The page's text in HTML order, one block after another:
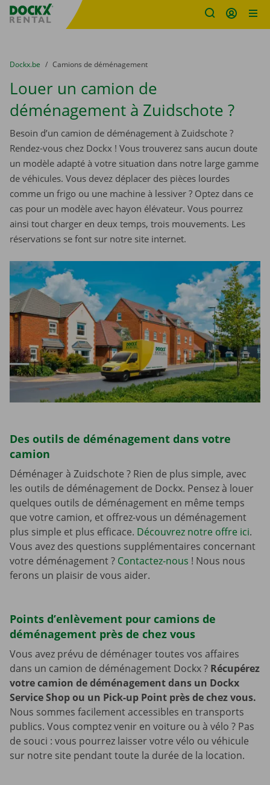
sitename
You are here:
du
Dockx.be to
Camions de déménagement
Louer un camion de
déménagement à Zuidschote ?
Besoin d’un camion de déménagement à Zuidschote ?
Rendez-vous chez Dockx ! Vous trouverez sans aucun doute
un modèle adapté à votre situation dans notre large gamme
de véhicules. Vous devez déplacer des pièces lourdes
comme un frigo ou une machine à lessiver ? Optez dans ce
cas pour un modèle avec hayon élévateur. Vous pourrez
ainsi tout charger en deux temps, trois mouvements. Les
réservations se font sur notre site internet.
Des outils de déménagement dans votre
camion
Déménager à Zuidschote ? Rien de plus simple, avec
les outils de déménagement de Dockx. Pensez à louer
quelques outils de déménagement en même temps
que votre camion, et offrez-vous un déménagement
plus simple et plus efficace. Découvrez notre offre ici.
Vous avez des questions supplémentaires concernant
votre déménagement ? Contactez-nous ! Nous nous
ferons un plaisir de vous aider.
Points d’enlèvement pour camions de
déménagement près de chez vous
Vous avez prévu de déménager toutes vos affaires
dans un camion de déménagement Dockx ? Récupérez
votre camion de déménagement dans un Dockx
Service Shop ou un Pick-up Point près de chez vous.
Nous sommes facilement accessibles en transports
publics. Vous comptez venir en voiture ou à vélo ? Pas
de souci : vous pourrez laisser votre vélo ou véhicule
sur notre site pendant toute la durée de la location.